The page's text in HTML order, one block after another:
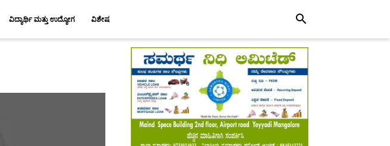
ವಿದ್ಯಾರ್ಥಿ ಮತ್ತು ಉದ್ಯೋಗ ವಿಶೇಷ search